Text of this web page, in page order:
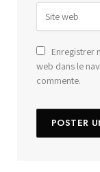
Enregistrer
web dans le
commente.